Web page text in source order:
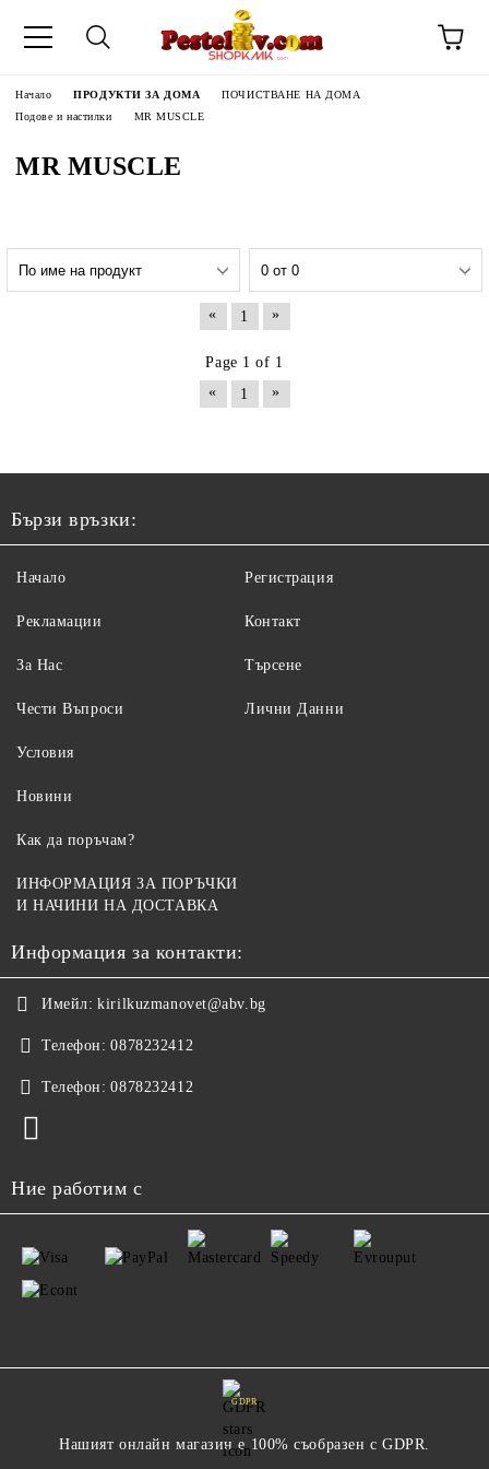
Начало ПРОДУКТИ ЗА ДОМА
ПОЧИСТВАНЕ НА ДОМА
Подове и настилки
MR MUSCLE
MR MUSCLE
« 1 »
Page 1 of 1
«
1 »
Бързи връзки:
Начало
Рекламации
За Нас
Чести Въпроси
Регистрация
Контакт
Търсене
Лични Данни
Условия
Новини
Как да поръчам?
ИНФОРМАЦИЯ ЗА ПОРЪЧКИ
И НАЧИНИ НА ДОСТАВКА
Информация за контакти:
Имейл: kirilkuzmanovet@abv.bg
Телефон: 0878232412
Телефон: 0878232412
Ние работим с
GDPR
Нашият онлайн магазин е 100% съобразен с GDPR.